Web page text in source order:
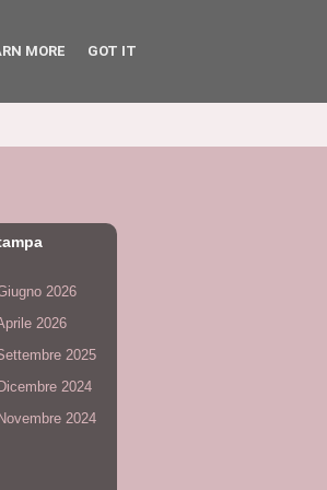
2026
2026
2025
2024
2024
MORE GOT IT